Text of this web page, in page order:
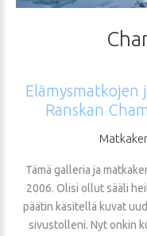
arvio:5/5
Elämysmatkojen
Ranskan
Tämä galleria ja
2006. Olisi ollut sääli
päätin käsitellä kuvat
sivustolleni. Nyt onkin